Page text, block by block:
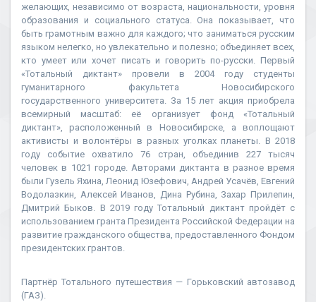
желающих, независимо от возраста, национальности, уровня
образования и социального статуса. Она показывает, что
быть грамотным важно для каждого; что заниматься русским
языком нелегко, но увлекательно и полезно; объединяет всех,
кто умеет или хочет писать и говорить по-русски. Первый
«Тотальный диктант» провели в 2004 году студенты
гуманитарного факультета Новосибирского
государственного университета. За 15 лет акция приобрела
всемирный масштаб: её организует фонд «Тотальный
диктант», расположенный в Новосибирске, а воплощают
активисты и волонтёры в разных уголках планеты. В 2018
году событие охватило 76 стран, объединив 227 тысяч
человек в 1021 городе. Авторами диктанта в разное время
были Гузель Яхина, Леонид Юзефович, Андрей Усачёв, Евгений
Водолазкин, Алексей Иванов, Дина Рубина, Захар Прилепин,
Дмитрий Быков. В 2019 году Тотальный диктант пройдёт с
использованием гранта Президента Российской Федерации на
развитие гражданского общества, предоставленного Фондом
президентских грантов.
Партнёр Тотального путешествия — Горьковский автозавод
(ГАЗ).